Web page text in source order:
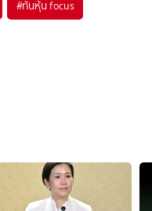
#ทันหุ้น focus